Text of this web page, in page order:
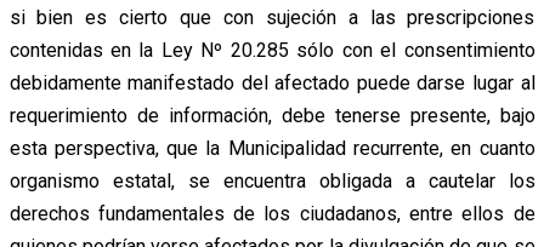
si bien es cierto que con sujeción a las prescripciones
contenidas en la Ley Nº 20.285 sólo con el consentimiento
debidamente manifestado del afectado puede darse lugar al
requerimiento de información, debe tenerse presente, bajo
esta perspectiva, que la Municipalidad recurrente, en cuanto
organismo estatal, se encuentra obligada a cautelar los
derechos fundamentales de los ciudadanos, entre ellos de